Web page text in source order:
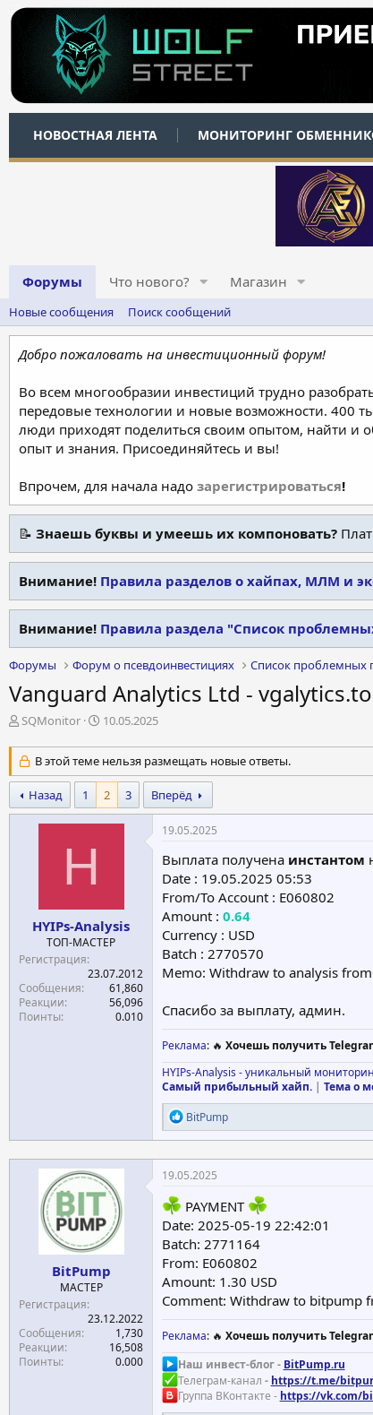
НОВОСТНАЯ ЛЕНТА МОНИТОРИНГ
Форумы Что нового? Магазин
Новые сообщения Поиск сообщений
Добро пожаловать на инвестиционный форум!
Во всем многообразии инвестиций трудно
передовые технологии и новые возможности. 400
люди приходят поделиться своим опытом, найти и
опыт и знания. Присоединяйтесь и вы!
Впрочем, для начала надо зарегистрироваться!
📝 Знаешь буквы и умеешь их компоновать?
Внимание! Правила разделов о хайпах, МЛМ и
Внимание! Правила раздела "Список
Форумы Форум о псевдоинвестициях Список проблемных
Vanguard Analytics Ltd -
А
т
о
р
т
е
SQMonitor
Д
т
а
н
а
ч
10.05.2025
В этой теме нельзя размещать новые ответы.
Назад 1 2 3 Вперёд
H
HYIPs-Analysis
ТОП-МАСТЕР
Регистрация
23.07.2012
Сообщения
61,860
Реакции
56,096
Поинты
0.010
19.05.2025
Выплата получена инстантом
Date : 19.05.2025 05:53
From/To Account : E060802
Amount : 0.64
Currency : USD
Batch : 2770570
Memo: Withdraw to analysis from
Спасибо за выплату, админ.
Реклама: 🔥 Хочешь получить
HYIPs-Analysis - уникальный
Самый прибыльный хайп. | Тема о
Р
е
а
к
ц
и
и
:
BitPump
BitPump
МАСТЕР
Регистрация
23.12.2022
Сообщения
1,730
Реакции
16,508
Поинты
0.000
19.05.2025
PAYMENT
Date: 2025-05-19 22:42:01
Batch: 2771164
From: E060802
Amount: 1.30 USD
Comment: Withdraw to bitpump
Реклама: 🔥 Хочешь получить
Наш инвест-блог - BitPump.ru
Телеграм-канал - https://t.me/
Группа ВКонтакте - https://vk.com/